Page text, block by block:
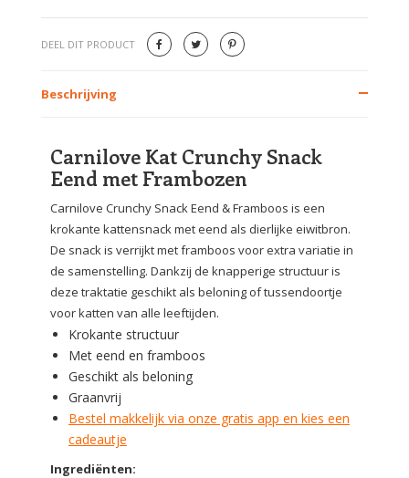
DEEL DIT PRODUCT
Beschrijving
Carnilove Kat Crunchy Snack
Eend met Frambozen
Carnilove Crunchy Snack Eend & Framboos is een
krokante kattensnack met eend als dierlijke eiwitbron.
De snack is verrijkt met framboos voor extra variatie in
de samenstelling. Dankzij de knapperige structuur is
deze traktatie geschikt als beloning of tussendoortje
voor katten van alle leeftijden.
Krokante structuur
Met eend en framboos
Geschikt als beloning
Graanvrij
Bestel makkelijk via onze gratis app en kies een
cadeautje
Ingrediënten: